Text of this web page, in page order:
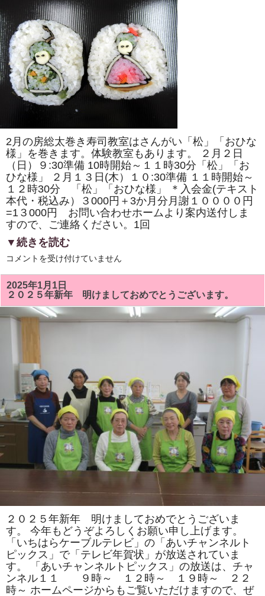
教
室
で
は
「満
開
の
桜」
「ド
ラ
風」
巻
き
ま
す。
体
験
教
室
も
あ
り
す。
2月の房総太巻き寿司教室はさんがい「松」「おひな
様」を巻きます。体験教室もあります。 ２月２日
（日）９:30準備 10時開始～１１時30分「松」「お
ひな様」 ２月１３日(木）１０:30準備 １１時開始～
１２時30分 「松」「おひな様」 ＊入会金(テキスト
本代・税込み）３000円＋3か月分月謝１００００円
=1３000円 お問い合わせホームより案内送付しま
すので、ご連絡ください。1回
▼続きを読む
２
の
房
総
太
巻
き
は
「松」
「お
な
様」
を
巻
験
も
り
ま
す。
は
コメントを受け付けていません
2025年1月1日
２０２５年新年 明けましておめでとうございます。
２０２５年新年 明けましておめでとうございま
す。 今年もどうぞよろしくお願い申し上げます。
「いちはらケーブルテレビ」の「あいチャンネルト
ピックス」で「テレビ年賀状」が放送されていま
す。 「あいチャンネルトピックス」の放送は、チャ
ンネル１１ ９時～ １２時～ １９時～ ２２
時～ ホームページからもご覧いただけますので、ぜ